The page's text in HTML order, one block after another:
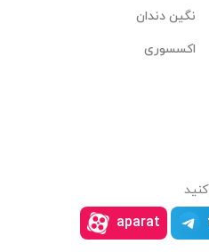
نگین دندان
اکسسوری
aparat